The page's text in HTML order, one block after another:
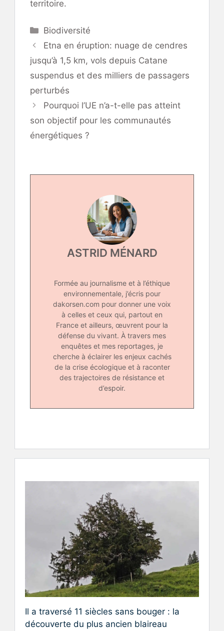
territoire.
Catégories
Biodiversité
Etna en éruption: nuage de cendres
jusqu’à 1,5 km, vols depuis Catane
suspendus et des milliers de passagers
perturbés
Pourquoi l’UE n’a-t-elle pas atteint
son objectif pour les communautés
énergétiques ?
ASTRID MÉNARD
Formée au journalisme et à l’éthique
environnementale, j’écris pour
dakorsen.com pour donner une voix
à celles et ceux qui, partout en
France et ailleurs, œuvrent pour la
défense du vivant. À travers mes
enquêtes et mes reportages, je
cherche à éclairer les enjeux cachés
de la crise écologique et à raconter
des trajectoires de résistance et
d’espoir.
Il a traversé 11 siècles sans bouger : la
découverte du plus ancien blaireau